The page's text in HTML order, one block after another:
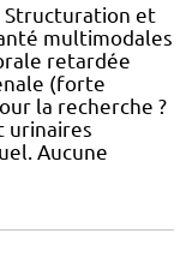
Structuration et
multimodales
retardée
(forte
la recherche ?
urinaires
Aucune